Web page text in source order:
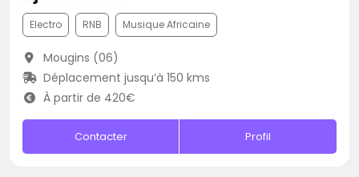
Electro RNB Musique Africaine
Mougins (06)
Déplacement jusqu’à 150 kms
À partir de 420€
Contacter Profil